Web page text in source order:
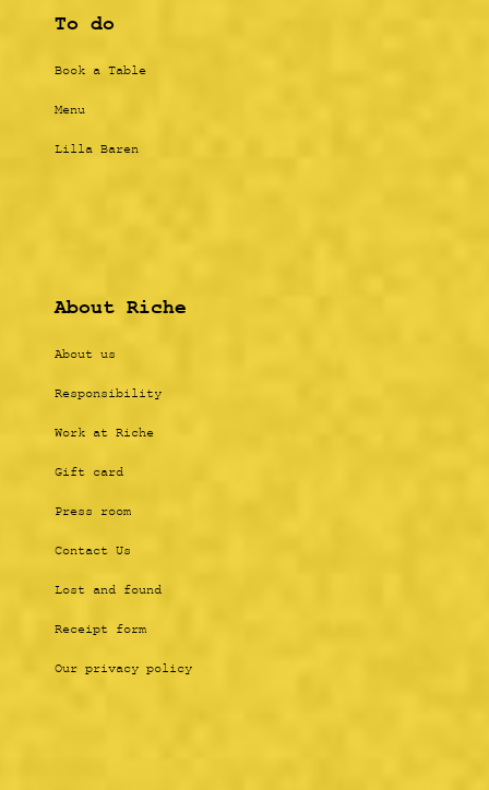
To do
Book a Table
Menu
Lilla Baren
About Riche
About us
Responsibility
Work at Riche
Gift card
Press room
Contact Us
Lost and found
Receipt form
Our privacy policy